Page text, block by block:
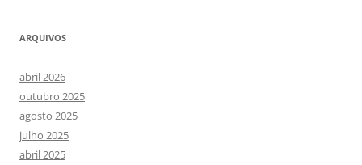
ARQUIVOS
abril 2026
outubro 2025
agosto 2025
julho 2025
abril 2025